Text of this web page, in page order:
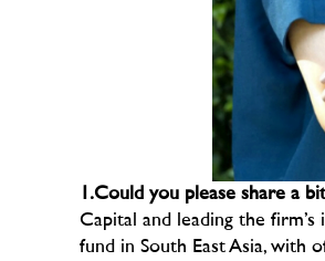
1.Could you please share a
Capital and leading the
fund in South East Asia, with